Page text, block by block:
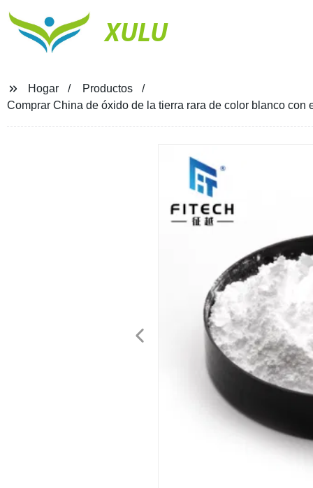
XULU
Hogar
Productos
Comprar China de óxido de la tierra rara de color blanco